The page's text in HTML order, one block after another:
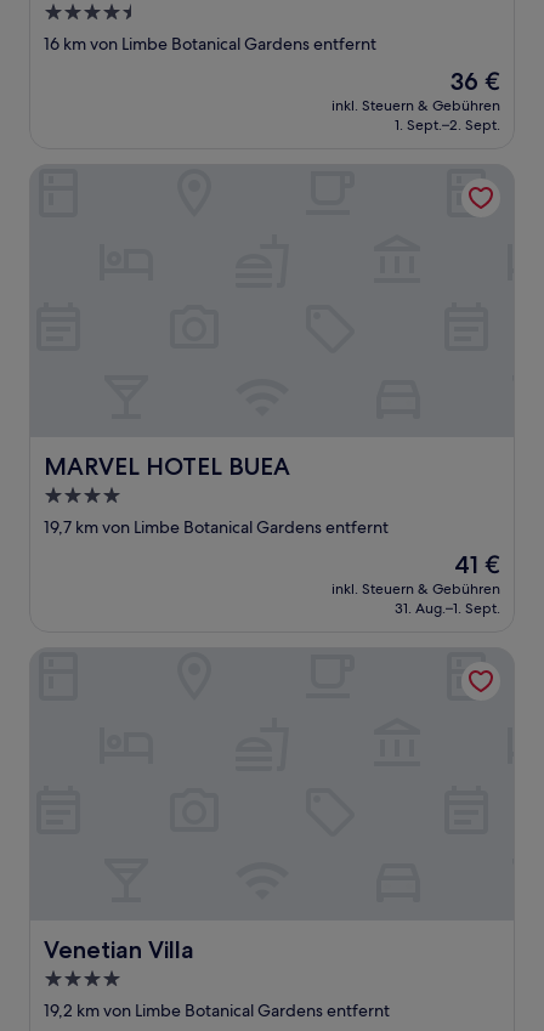
4.5-
Sterne-
16 km von Limbe Botanical Gardens entfernt
Der
Preis
beträgt
36 €
inkl. Steuern & Gebühren
1. Sept.–2. Sept.
MARVEL HOTEL BUEA
MARVEL HOTEL BUEA
4.0-
Sterne-
19,7 km von Limbe Botanical Gardens entfernt
Der
Preis
beträgt
41 €
inkl. Steuern & Gebühren
31. Aug.–1. Sept.
Venetian Villa
Venetian Villa
4.0-
Sterne-
19,2 km von Limbe Botanical Gardens entfernt